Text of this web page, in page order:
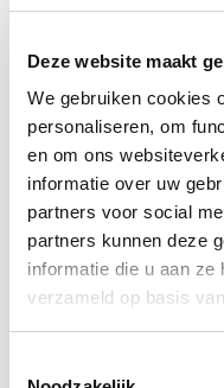
Deze website maakt
We gebruiken cookies
personaliseren, om
en om ons
informatie over uw
partners voor social
partners kunnen deze
informatie die u aan
verzameld op basis
Ontdek
in
Drukwerk!
Laat ons je
jouw drukwerk.
contact op voor
of persoonlijk
jouw project